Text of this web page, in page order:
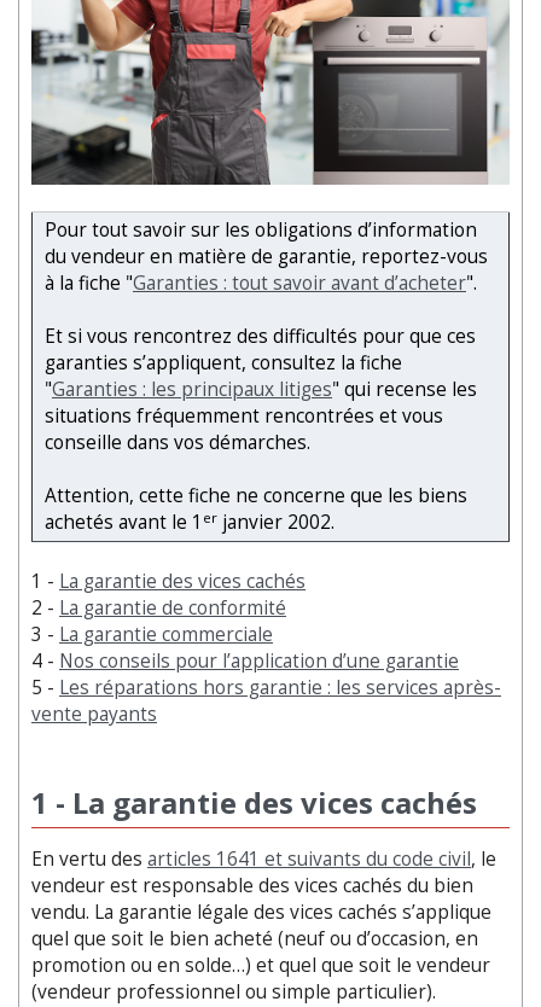
Pour tout savoir sur les obligations d’information
du vendeur en matière de garantie, reportez-vous
à la fiche "Garanties : tout savoir avant d’acheter".
Et si vous rencontrez des difficultés pour que ces
garanties s’appliquent, consultez la fiche
"Garanties : les principaux litiges" qui recense les
situations fréquemment rencontrées et vous
conseille dans vos démarches.
Attention, cette fiche ne concerne que les biens
achetés avant le 1 er janvier 2002.
1 - La garantie des vices cachés
2 - La garantie de conformité
3 - La garantie commerciale
4 - Nos conseils pour l’application d’une garantie
5 - Les réparations hors garantie : les services après-
vente payants
1 - La garantie des vices cachés
En vertu des articles 1641 et suivants du code civil, le
vendeur est responsable des vices cachés du bien
vendu. La garantie légale des vices cachés s’applique
quel que soit le bien acheté (neuf ou d’occasion, en
promotion ou en solde…) et quel que soit le vendeur
(vendeur professionnel ou simple particulier).